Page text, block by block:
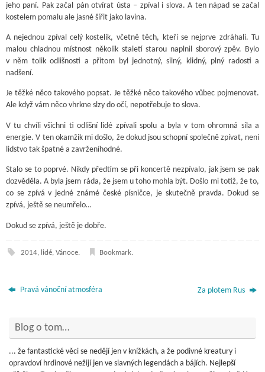
jeho paní. Pak začal pán otvírat ústa – zpíval i slova. A ten nápad se začal
kostelem pomalu ale jasné šířit jako lavina.
A nejednou zpíval celý kostelík, včetně těch, kteří se nejprve zdráhali. Tu
malou chladnou místnost několik staletí starou naplnil sborový zpěv. Bylo
v něm tolik odlišnosti a přitom byl jednotný, silný, klidný, plný radosti a
nadšení.
Je těžké něco takového popsat. Je těžké něco takového vůbec pojmenovat.
Ale když vám něco vhrkne slzy do očí, nepotřebuje to slova.
V tu chvíli všichni ti odlišní lidé zpívali spolu a byla v tom ohromná síla a
energie. V ten okamžik mi došlo, že dokud jsou schopní společně zpívat, není
lidstvo tak špatné a zavrženíhodné.
Stalo se to poprvé. Nikdy předtím se při koncertě nezpívalo, jak jsem se pak
dozvěděla. A byla jsem ráda, že jsem u toho mohla být. Došlo mi totiž, že to,
co se zpívá v jedné známé české písničce, je skutečně pravda. Dokud se
zpívá, ještě se neumřelo…
Dokud se zpívá, ještě je dobře.
2014, lidé, Vánoce. Bookmark
Pravá vánoční atmosféra Za plotem Rus
Blog o tom…
... že fantastické věci se nedějí jen v knížkách, a že podivné kreatury i
opravdoví hrdinové nežijí jen ve slavných legendách a bájích. Nejlepší